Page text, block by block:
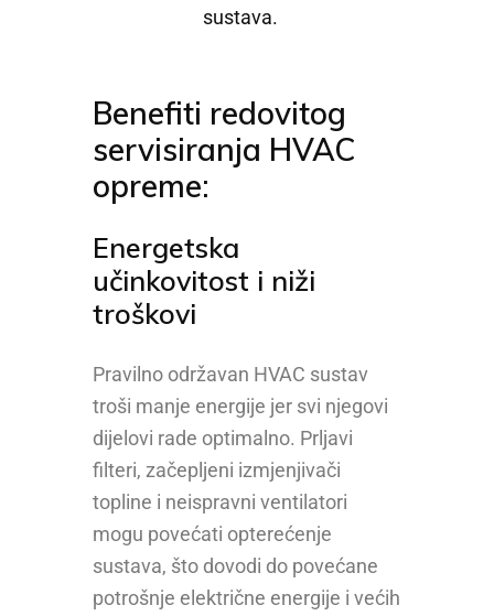
sustava.
Benefiti redovitog
servisiranja HVAC
opreme:
Energetska
učinkovitost i niži
troškovi
Pravilno održavan HVAC sustav
troši manje energije jer svi njegovi
dijelovi rade optimalno. Prljavi
filteri, začepljeni izmjenjivači
topline i neispravni ventilatori
mogu povećati opterećenje
sustava, što dovodi do povećane
potrošnje električne energije i većih